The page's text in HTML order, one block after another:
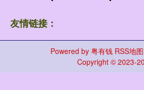
友情链接：
Powered by 粤有钱 RSS地图
Copyright © 2023-